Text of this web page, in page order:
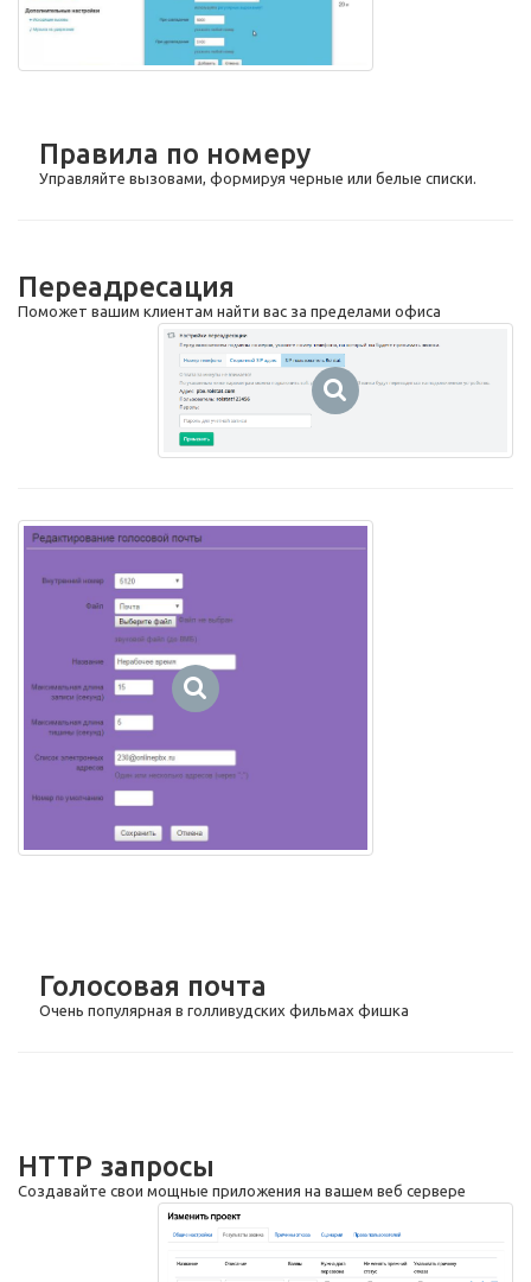
Правила по номеру
Управляйте вызовами, формируя черные или белые списки.
Переадресация
Поможет вашим клиентам найти вас за пределами офиса
Голосовая почта
Очень популярная в голливудских фильмах фишка
HTTP запросы
Создавайте свои мощные приложения на вашем веб сервере